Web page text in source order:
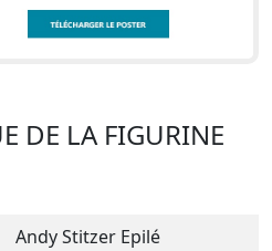
DE LA FIGURINE
Andy Stitzer Epilé